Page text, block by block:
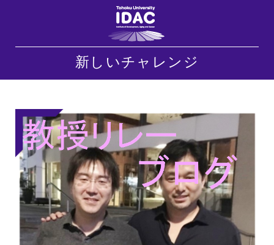
新しいチャレンジ